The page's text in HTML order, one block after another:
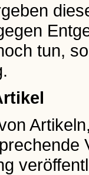
tun,